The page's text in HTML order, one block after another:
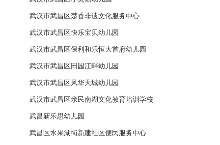
武汉市武昌区楚香非遗文化服务中心
武汉市武昌区快乐宝贝幼儿园
武汉市武昌区保利和乐恒大首府幼儿园
武汉市武昌区田园江畔幼儿园
武汉市武昌区风华天城幼儿园
武汉市武昌区亲民南湖文化教育培训学校
武昌新乐思幼儿园
武昌区水果湖街新建社区便民服务中心